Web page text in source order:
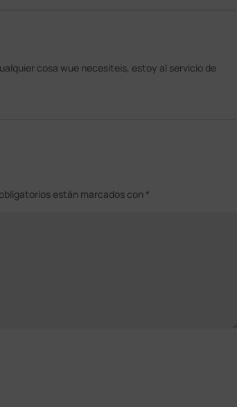
cosa wue necesiteis, estoy al servicio de
están marcados con *